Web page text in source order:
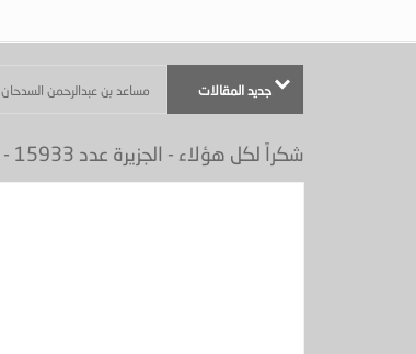
جديد المقالات مساعد بن عبدالرحمن السدحان
شكراً لكل هؤلاء - الجزيرة عدد 15933 - تاريخ 06/08/1437هـ